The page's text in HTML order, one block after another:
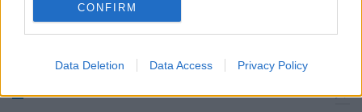
CONFIRM
Data Deletion Data Access Privacy Policy
Roma, Totti piega il Napoli e
regala ancora la vittoria